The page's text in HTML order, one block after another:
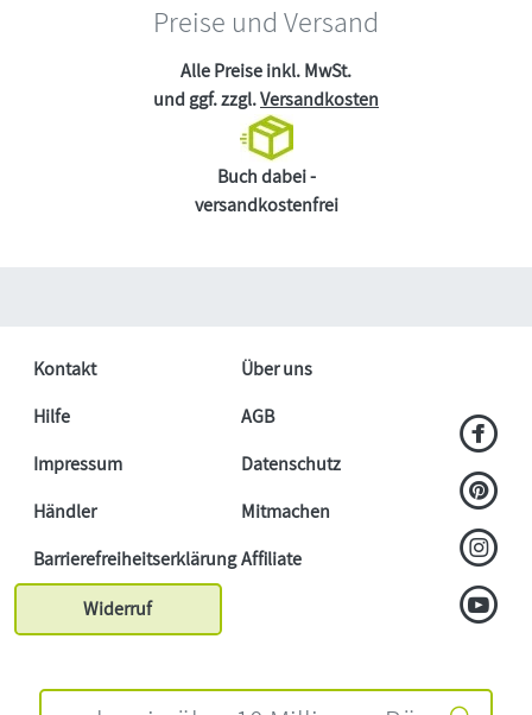
Preise und Versand
Alle Preise inkl. MwSt.
und ggf. zzgl.Versandkosten
Buch dabei -
versandkostenfrei
Kontakt
Über uns
Hilfe
AGB
Impressum
Datenschutz
Händler
Mitmachen
BarrierefreiheitserklärungAffiliate
Widerruf